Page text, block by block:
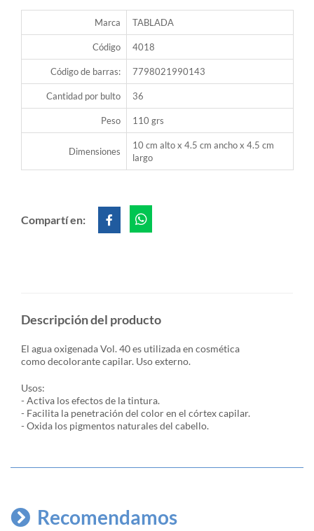
Marca TABLADA
Código 4018
Código de barras: 7798021990143
Cantidad por bulto 36
Peso 110 grs
Dimensiones
10 cm alto x 4.5 cm ancho x 4.5 cm
largo
Compartí en:
Descripción del producto
El agua oxigenada Vol. 40 es utilizada en cosmética
como decolorante capilar. Uso externo.
Usos:
- Activa los efectos de la tintura.
- Facilita la penetración del color en el córtex capilar.
- Oxida los pigmentos naturales del cabello.
Recomendamos